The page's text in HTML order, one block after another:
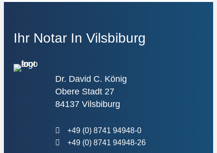
Ihr Notar In Vilsbiburg
Dr. David C. König
Obere Stadt 27
84137 Vilsbiburg
+49 (0) 8741 94948-0
+49 (0) 8741 94948-26